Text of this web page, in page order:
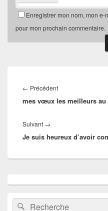
Enregistrer mon nom, mon
pour mon prochain commentaire.
de
l’article
← PrécédentArticle
précédent :
mes vœux les meilleurs au
Suivant →
suivant :
Je suis heureux d’avoir
principale
widget
Recherche :Rechercher